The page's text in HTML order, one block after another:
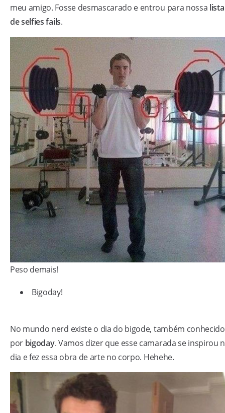
meu amigo. Fosse desmascarado e entrou para nossa lista
de selfies fails.
Peso demais!
Bigoday!
No mundo nerd existe o dia do bigode, também conhecido
por bigoday. Vamos dizer que esse camarada se inspirou
dia e fez essa obra de arte no corpo. Hehehe.